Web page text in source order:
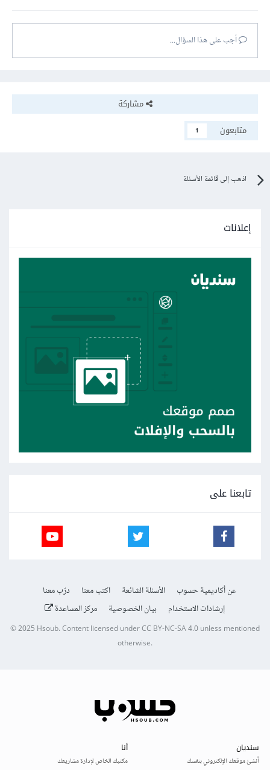
أجب على هذا السؤال...
مشاركة
متابعون
1
اذهب إلى قائمة الأسئلة
إعلانات
تابعنا على
عن أكاديمية حسوب الأسئلة الشائعة اكتب معنا
درّب معنا
إرشادات الاستخدام
بيان الخصوصية مركز المساعدة
© 2025Hsoub.Content licensed underCC BY-NC-SA 4.0unless mentioned
otherwise.